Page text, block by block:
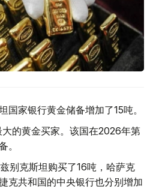
国家银行黄金储备增加了15吨。
的黄金买家。该国在2026年第
。
别克斯坦购买了16吨，哈萨克
克共和国的中央银行也分别增加